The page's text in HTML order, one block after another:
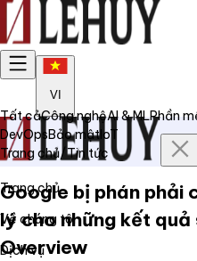
VI
Trang chủ
Về chúng tôi
Dịch vụ
Tất cảCông nghệAI & MLPhần
DevOpsBảo mậtIoT
Trang chủ/Tin tức
Google bị phán phải
lý cho những kết quả
Overview